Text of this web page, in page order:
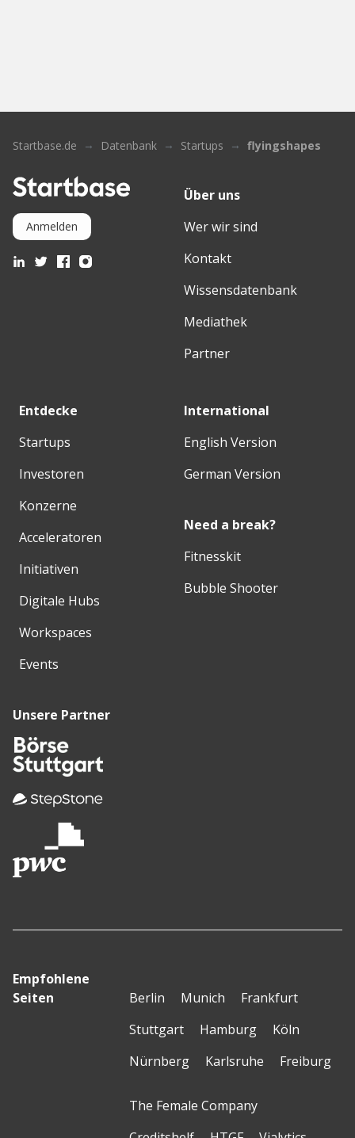
Startbase.de Datenbank Startups flyingshapes
Anmelden
Über uns
Wer wir sind
Kontakt
Wissensdatenbank
Mediathek
Partner
Entdecke
Startups
Investoren
Konzerne
Acceleratoren
Initiativen
Digitale Hubs
Workspaces
Events
International
English Version
German Version
Need a break?
Fitnesskit
Bubble Shooter
Unsere Partner
Empfohlene
Seiten
Berlin Munich
Frankfurt
Stuttgart
Hamburg
Köln
Nürnberg
Karlsruhe Freiburg
The Female Company